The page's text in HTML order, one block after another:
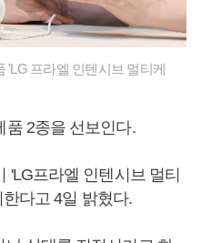
'LG 프라엘 인텐시브 멀티케
품 2종을 선보인다.
'LG프라엘 인텐시브 멀티
다고 4일 밝혔다.